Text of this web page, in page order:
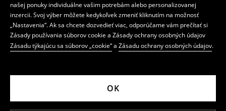
našej ponuky individuálne vašim potrebám alebo personalizovanej
inzercii. Svoj výber môžete kedykoľvek zmeniť kliknutím na možnosť
„Nastavenia“. Ak sa chcete dozvedieť viac, odporúčame vám prečítať si
Zásady používania súborov cookie a Zásady ochrany osobných údajov
Zásadu týkajúcu sa súborov „cookie“a Zásadu ochrany osobných údajov.
OK